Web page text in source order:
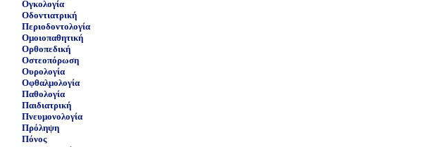
Ογκολογία
Οδοντιατρική
Περιοδοντολογία
Ομοιοπαθητική
Ορθοπεδική
Οστεοπόρωση
Ουρολογία
Οφθαλμολογία
Παθολογία
Παιδιατρική
Πνευμονολογία
Πρόληψη
Πόνος